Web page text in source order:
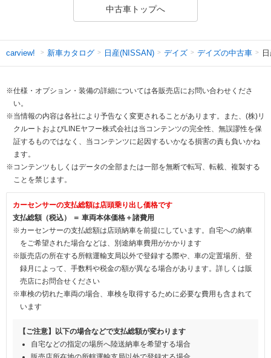
中古車トップへ
carview! 新車カタログ 日産(NISSAN) デイズ デイズの中古車
※仕様・オプション・装備の詳細については各販売店にお問い合わせくださ
い。
※当情報の内容は各社により予告なく変更されることがあります。また、(株)リ
クルートおよびLINEヤフー株式会社は当コンテンツの完全性、無誤謬性を保
証するものではなく、当コンテンツに起因するいかなる損害の責も負いかね
ます。
※コンテンツもしくはデータの全部または一部を無断で転写、転載、複製する
ことを禁じます。
カーセンサーの支払総額は店頭乗り出し価格です
支払総額（税込） ＝ 車両本体価格＋諸費用
※カーセンサーの支払総額は店頭納車を前提にしています。自宅への納車
をご希望された場合などは、別途納車費用がかかります
※販売店の所在する所轄運輸支局以外で登録する際や、車の定置場所、登
録月によって、手数料や税金の額が異なる場合があります。詳しくは販
売店にお問合せください
※車検の切れた車両の場合、車検を取得するために必要な費用も含まれて
います
【ご注意】以下の場合などで支払総額が変わります
自宅などの指定の場所へ陸送納車を希望する場合